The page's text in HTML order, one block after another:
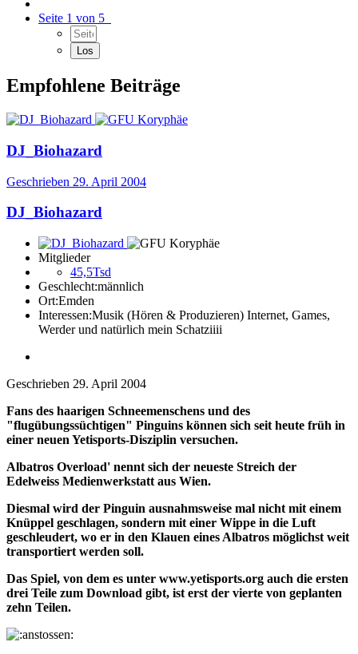
Seite 1 von 5
Empfohlene Beiträge
DJ_Biohazard
Geschrieben 29. April 2004
DJ_Biohazard
Mitglieder
45,5Tsd
Geschlecht:männlich
Ort:Emden
Interessen:Musik (Hören & Produzieren) Internet, Games,
Werder und natürlich mein Schatziiii
Geschrieben 29. April 2004
Fans des haarigen Schneemenschens und des
"flugübungssüchtigen" Pinguins können sich seit heute früh in
einer neuen Yetisports-Disziplin versuchen.
Albatros Overload' nennt sich der neueste Streich der
Edelweiss Medienwerkstatt aus Wien.
Diesmal wird der Pinguin ausnahmsweise mal nicht mit einem
Knüppel geschlagen, sondern mit einer Wippe in die Luft
geschleudert, wo er in den Klauen eines Albatros möglichst weit
transportiert werden soll.
Das Spiel, von dem es unter www.yetisports.org auch die ersten
drei Teile zum Download gibt, ist erst der vierte von geplanten
zehn Teilen.